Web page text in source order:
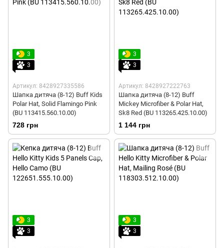
3
3
Артикул: 8428927335586
Шапка дитяча (8-12) Buff Kids
Polar Hat, Solid Flamingo Pink
(BU 113415.560.10.00)
728 грн
3
3
Артикул: 8428927222763
Шапка дитяча (8-12) Buff
Mickey Microfiber & Polar Hat,
Sk8 Red (BU 113265.425.10.00)
1 144 грн
3
3
3
3